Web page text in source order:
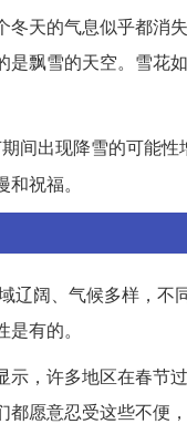
天的气息似乎都消
飘雪的天空。雪花
间出现降雪的可能
祝福。
阔、气候多样，
有的。
，许多地区在春节
愿意忍受这些不便